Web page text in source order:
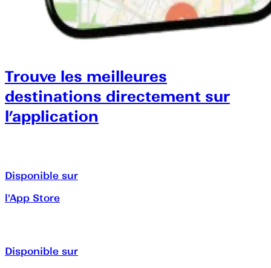
Trouve les meilleures
destinations directement sur
l’application
Disponible sur
l'App Store
Disponible sur